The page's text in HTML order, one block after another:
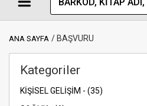
ANA SAYFA BAŞVURU
Kategoriler
KİŞİSEL GELİŞİM - (35)